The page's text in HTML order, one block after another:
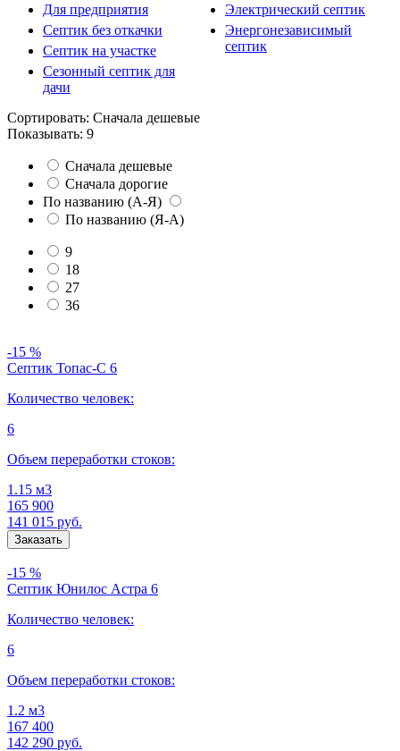
Для предприятия
Септик без откачки
Септик на участке
Сезонный септик для
дачи
Электрический септик
Энергонезависимый
септик
Сортировать: Сначала дешевые
Показывать: 9
Сначала дешевые
Сначала дорогие
По названию (А-Я)
По названию (Я-А)
9
18
27
36
-15 %
Септик Топас-С 6
Количество человек:
6
Объем переработки стоков:
1.15 м3
165 900
141 015 руб.
-15 %
Септик Юнилос Астра 6
Количество человек:
6
Объем переработки стоков:
1.2 м3
167 400
142 290 руб.